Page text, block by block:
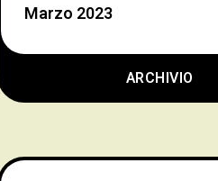
ARCHIVIO
Marzo 2023